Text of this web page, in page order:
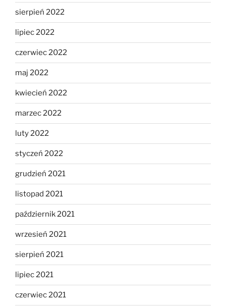
sierpień 2022
lipiec 2022
czerwiec 2022
maj 2022
kwiecień 2022
marzec 2022
luty 2022
styczeń 2022
grudzień 2021
listopad 2021
październik 2021
wrzesień 2021
sierpień 2021
lipiec 2021
czerwiec 2021